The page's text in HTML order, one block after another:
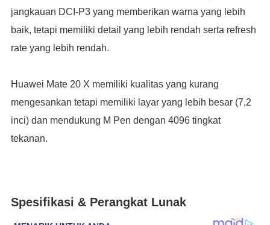
jangkauan DCI-P3 yang memberikan warna yang lebih
baik, tetapi memiliki detail yang lebih rendah serta refresh
rate yang lebih rendah.
Huawei Mate 20 X memiliki kualitas yang kurang
mengesankan tetapi memiliki layar yang lebih besar (7,2
inci) dan mendukung M Pen dengan 4096 tingkat
tekanan.
Spesifikasi & Perangkat Lunak